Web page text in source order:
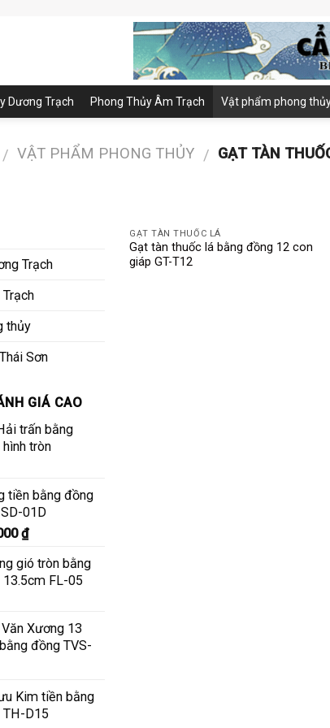
Dương Trạch Phong Thủy Âm Trạch Vật phẩm phong
/ VẬT PHẨM PHONG THỦY / GẠT TÀN
Trạch
thủy
Sơn
GIÁ CAO
trấn bằng
tròn
tiền bằng đồng
01D
₫
gió tròn bằng
FL-05
Xương 13
đồng TVS-
Kim tiền bằng
D15
GẠT TÀN THUỐC LÁ
Gạt tàn thuốc lá bằng đồng 12 con
giáp GT-T12